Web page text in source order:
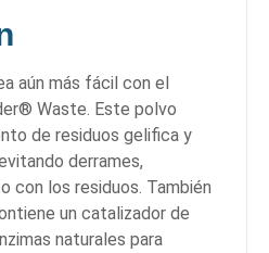
aún más fácil con el
Waste. Este polvo
de residuos gelifica y
derrames,
con los residuos. También
un catalizador de
naturales para